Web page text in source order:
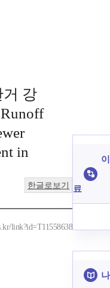
거 강
in
한글로보기
link?id=T11558638
료